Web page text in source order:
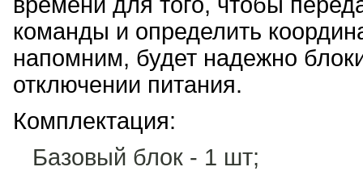
команды и определить
напомним, будет надежно
отключении питания.
Комплектация:
Базовый блок - 1 шт;